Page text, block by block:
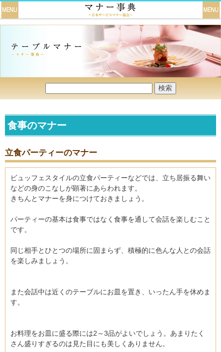
食事のマナー
立食パーティーのマナー
ビュッフェスタイルの立食パーティーなどでは、立ち居振る舞い
などの身のこなしが顕著にあらわれます。
きちんとマナーを身につけておきましょう。
パーティーの基本は食事ではなく食事を通して会話を楽しむこと
です。
同じ相手とひとつの場所に固まらず、積極的に色んな人との会話
を楽しみましょう。
また会話中は近くのテーブルにお皿を置き、いったん手を休めま
す。
お料理をお皿に盛る際には2～3品がよいでしょう。あまりたく
さん盛りすぎるのは見た目にも美しくありません。